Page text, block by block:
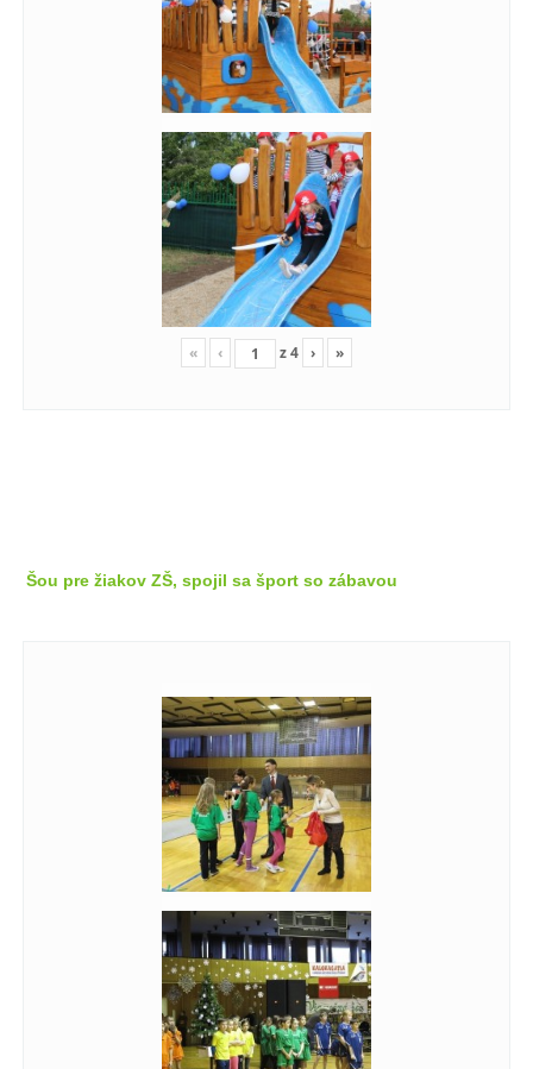
« ‹ z4 › »
Šou pre žiakov ZŠ, spojil sa šport so zábavou